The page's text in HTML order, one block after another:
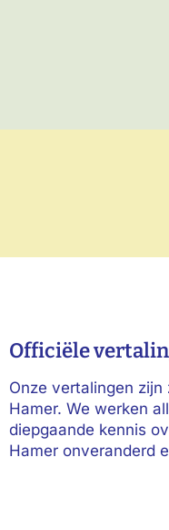
Officiële
Onze vertalingen
Hamer. We werken
diepgaande kennis
Hamer onveranderd